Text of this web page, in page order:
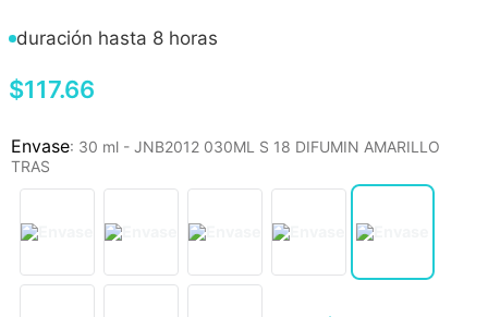
duración hasta 8 horas
$117.66
: 30 ml - JNB2012 030ML S 18 DIFUMIN AMARILLO
TRAS